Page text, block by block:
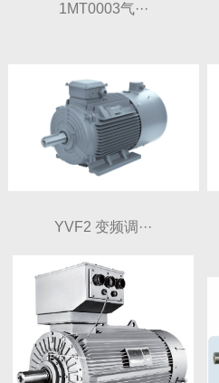
1MT0003气···
YVF2 变频调···